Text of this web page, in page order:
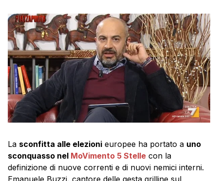
La sconfitta alle elezioni europee ha portato a uno
sconquasso nel MoVimento 5 Stelle con la
definizione di nuove correnti e di nuovi nemici interni.